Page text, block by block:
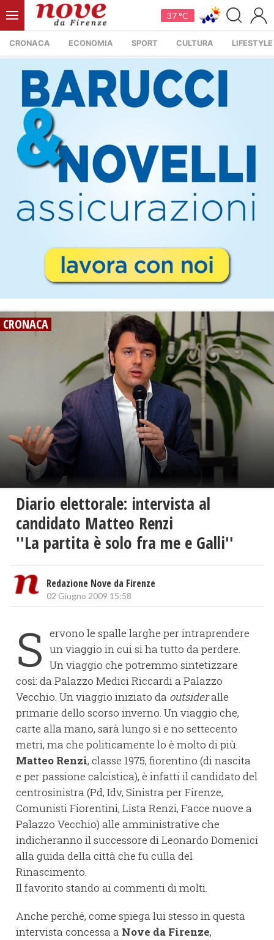
37 °C
CRONACA ECONOMIA SPORT CULTURA LIFESTYLE
CRONACA
Diario elettorale: intervista al
candidato Matteo Renzi
''La partita è solo fra me e Galli''
Redazione Nove da Firenze
02 Giugno 2009 15:58
S ervono le spalle larghe per intraprendere
un viaggio in cui si ha tutto da perdere.
Un viaggio che potremmo sintetizzare
così: da Palazzo Medici Riccardi a Palazzo
Vecchio. Un viaggio iniziato da outsideralle
primarie dello scorso inverno. Un viaggio che,
carte alla mano, sarà lungo sì e no settecento
metri, ma che politicamente lo è molto di più.
Matteo Renzi, classe 1975, fiorentino (di nascita
e per passione calcistica), è infatti il candidato del
centrosinistra (Pd, Idv, Sinistra per Firenze,
Comunisti Fiorentini, Lista Renzi, Facce nuove a
Palazzo Vecchio) alle amministrative che
indicheranno il successore di Leonardo Domenici
alla guida della città che fu culla del
Rinascimento.
Il favorito stando ai commenti di molti.
Anche perché, come spiega lui stesso in questa
intervista concessa a Nove da Firenze,